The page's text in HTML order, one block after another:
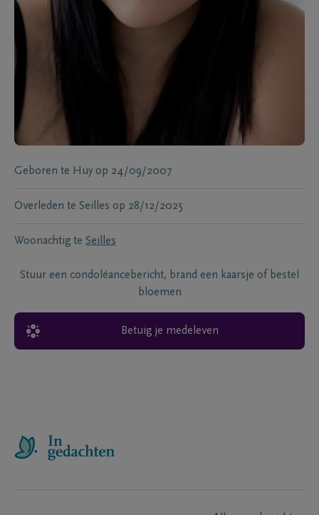
Geboren te Huy op 24/09/2007
Overleden te Seilles op 28/12/2025
Woonachtig te Seilles
Stuur een condoléancebericht, brand een kaarsje of bestel
bloemen
Betuig je medeleven